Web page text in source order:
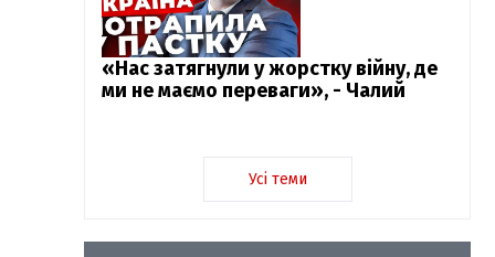
«Нас затягнули у жорстку війну, де
ми не маємо переваги», - Чалий
Усі теми